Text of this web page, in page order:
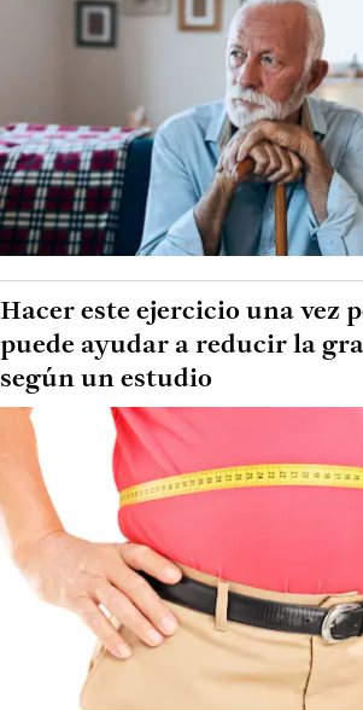
Hacer este ejercicio una vez
puede ayudar a reducir la
según un estudio